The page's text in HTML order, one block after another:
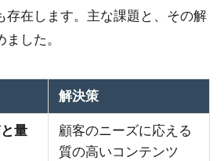
存在します。主な課題と、その解
した。
解決策
量
顧客のニーズに応える
質の高いコンテンツ